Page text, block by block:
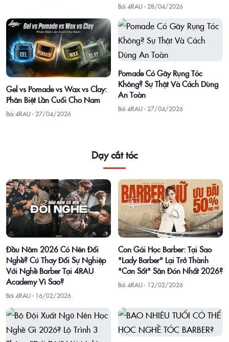
Bởi 4RAU · 28/04/2026
Gel vs Pomade vs Wax vs Clay:
Phân Biệt Lần Cuối Cho Nam
Bởi 4RAU · 27/04/2026
Pomade Có Gây Rụng Tóc
Không? Sự Thật Và Cách Dùng
An Toàn
Bởi 4RAU · 27/04/2026
Dạy cắt tóc
Đầu Năm 2026 Có Nên Đổi
Nghề? Cú Thay Đổi Sự Nghiệp
Với Nghề Barber Tại 4RAU
Academy Vì Sao?
Bởi 4RAU · 16/02/2026
Con Gái Học Barber: Tại Sao
"Lady Barber" Lại Trở Thành
"Cơn Sốt" Săn Đón Nhất 2026?
Bởi 4RAU · 12/02/2026